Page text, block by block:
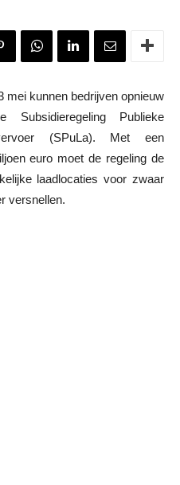
mei kunnen bedrijven opnieuw
Publieke
(SPuLa). Met een
euro moet de regeling de
laadlocaties voor zwaar
versnellen.